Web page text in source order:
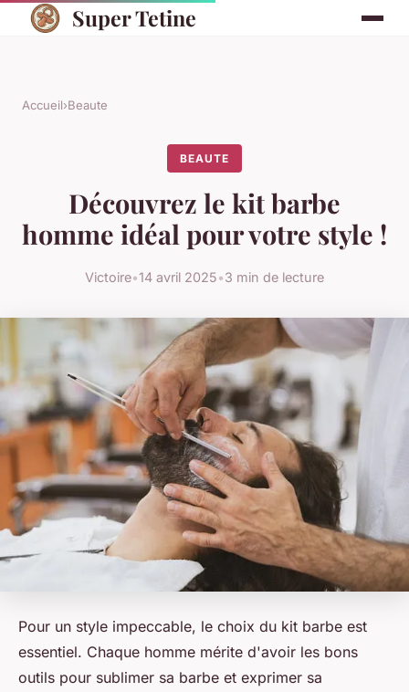
Super Tetine
Accueil›Beaute
BEAUTE
Découvrez le kit barbe
homme idéal pour votre style !
Victoire•14 avril 2025•3 min de lecture
Pour un style impeccable, le choix du kit barbe est
essentiel. Chaque homme mérite d'avoir les bons
outils pour sublimer sa barbe et exprimer sa